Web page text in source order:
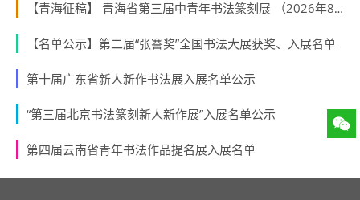
【青海征稿】 青海省第三届中青年书法篆刻展 （2026年8月31日截稿）
【名单公示】第二届“张謇奖”全国书法大展获奖、入展名单
第十届广东省新人新作书法展入展名单公示
“第三届北京书法篆刻新人新作展”入展名单公示
第四届云南省青年书法作品提名展入展名单